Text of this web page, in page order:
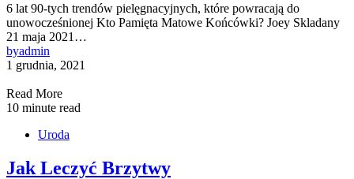
6 lat 90-tych trendów pielęgnacyjnych, które powracają do
unowocześnionej Kto Pamięta Matowe Końcówki? Joey Skladany
21 maja 2021…
byadmin
1 grudnia, 2021
Read More
10 minute read
Uroda
Jak Leczyć Brzytwy